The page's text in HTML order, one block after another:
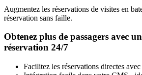
Augmentez les réservations de visites en
réservation sans faille.
Obtenez plus de passagers avec
réservation 24/7
Facilitez les réservations directes